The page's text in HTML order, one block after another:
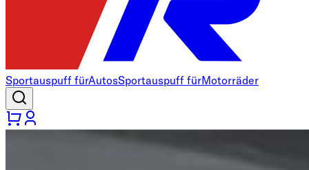
Sportauspuff fürAutosSportauspuff fürMotorräder